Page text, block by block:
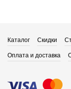
Каталог Скидки
Оплата и доставка